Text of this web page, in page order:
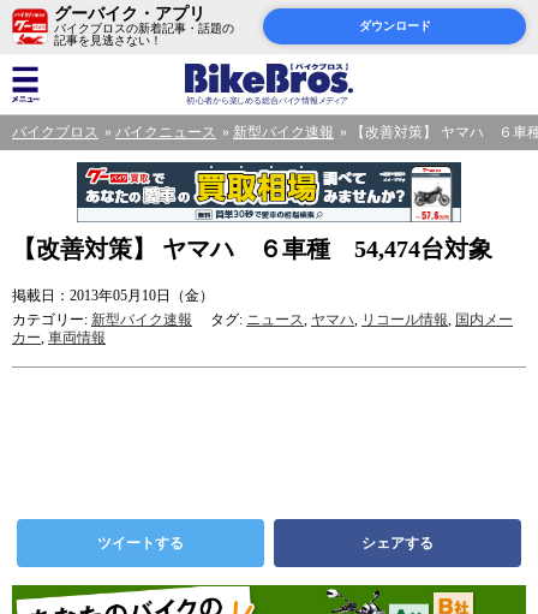
グーバイク・アプリ
バイクブロスの新着記事・話題の
記事を見逃さない！
ダウンロード
バイクブロス バイクニュース 新型バイク速報 【改善対策】 ヤマハ ６車
【改善対策】 ヤマハ ６車種 54,474台対象
掲載日：2013年05月10日（金）
カテゴリー: 新型バイク速報 タグ: ニュース, ヤマハ, リコール情報, 国内メー
カー, 車両情報
ツイートする シェアする